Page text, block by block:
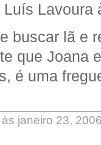
Lavoura
buscar lã e
que Joana
é uma
janeiro 23,